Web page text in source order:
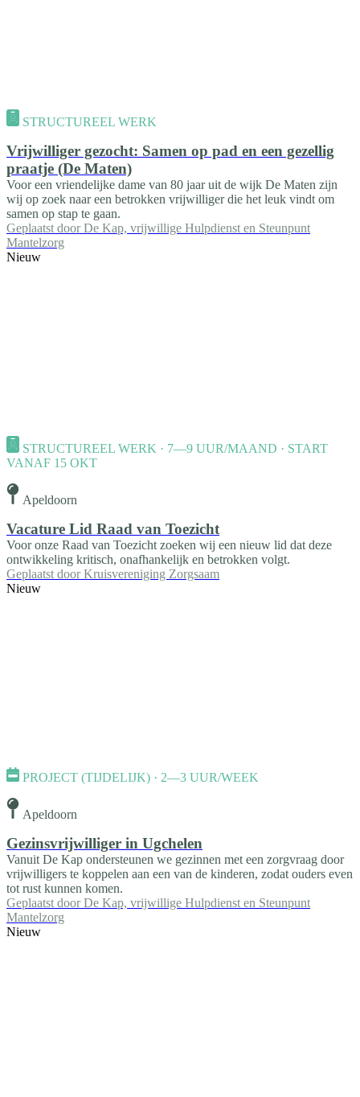
STRUCTUREEL WERK
Vrijwilliger gezocht: Samen op pad en een gezellig
praatje (De Maten)
Voor een vriendelijke dame van 80 jaar uit de wijk De Maten zijn
wij op zoek naar een betrokken vrijwilliger die het leuk vindt om
samen op stap te gaan.
Geplaatst door De Kap, vrijwillige Hulpdienst en Steunpunt
Mantelzorg
Nieuw
STRUCTUREEL WERK · 7—9 UUR/MAAND · START
VANAF 15 OKT
Apeldoorn
Vacature Lid Raad van Toezicht
Voor onze Raad van Toezicht zoeken wij een nieuw lid dat deze
ontwikkeling kritisch, onafhankelijk en betrokken volgt.
Geplaatst door Kruisvereniging Zorgsaam
Nieuw
PROJECT (TIJDELIJK) · 2—3 UUR/WEEK
Apeldoorn
Gezinsvrijwilliger in Ugchelen
Vanuit De Kap ondersteunen we gezinnen met een zorgvraag door
vrijwilligers te koppelen aan een van de kinderen, zodat ouders even
tot rust kunnen komen.
Geplaatst door De Kap, vrijwillige Hulpdienst en Steunpunt
Mantelzorg
Nieuw